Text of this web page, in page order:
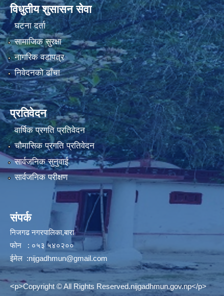
विधुतीय शुसासन सेवा
घटना दर्ता
सामाजिक सुरक्षा
नागरिक वडापत्र
निवेदनको ढाँचा
प्रतिवेदन
वार्षिक प्रगति प्रतिवेदन
चौमासिक प्रगति प्रतिवेदन
सार्वजनिक सुनुवाई
सार्वजनिक परीक्षण
संपर्क
निजगढ नगरपालिका,बारा
फोन : ०५३ ५४०२००
ईमेल :nijgadhmun@gmail.com
<p>Copyright © All Rights Reserved.nijgadhmun.gov.np</p>